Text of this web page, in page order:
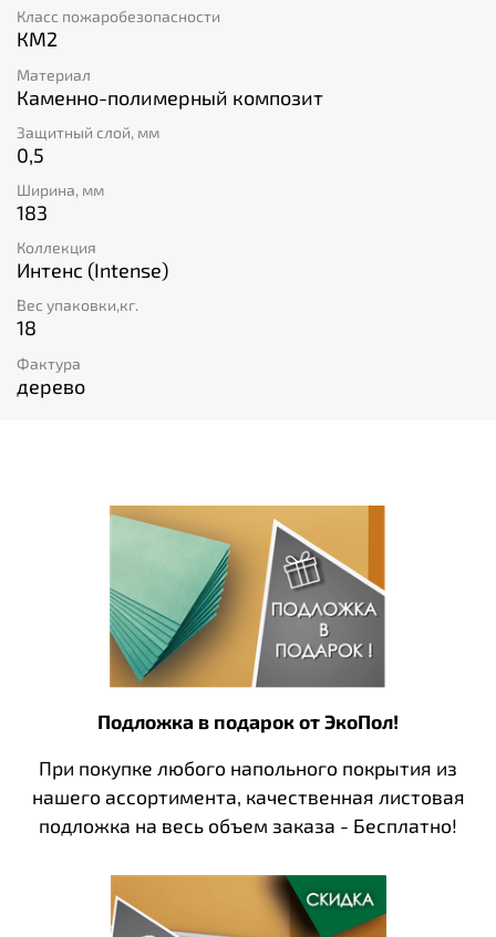
Класс пожаробезопасности
КМ2
Материал
Каменно-полимерный композит
Защитный слой, мм
0,5
Ширина, мм
183
Коллекция
Интенс (Intense)
Вес упаковки,кг.
18
Фактура
дерево
Подложка в подарок от ЭкоПол!
При покупке любого напольного покрытия из
нашего ассортимента, качественная листовая
подложка на весь объем заказа - Бесплатно!